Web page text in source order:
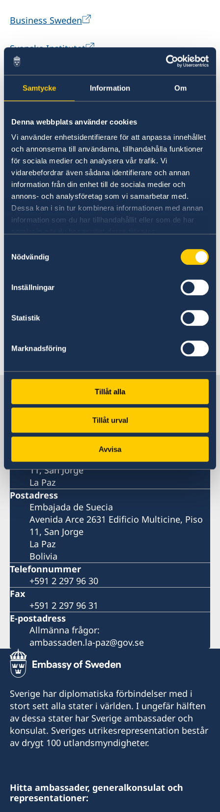
Samtycke Information Om
Denna webbplats använder cookies
Vi använder enhetsidentifierare för att anpassa innehållet
och annonserna till användarna, tillhandahålla funktioner
för sociala medier och analysera vår trafik. Vi
vidarebefordrar även sådana identifierare och annan
information från din enhet till de sociala medier och
annons- och analysföretag som vi samarbetar med.
Dessa kan i sin tur kombinera informationen med annan
information som du har tillhandahållit eller som de har
Nödvändig
Inställningar
Statistik
Marknadsföring
Tillåt alla
Tillåt urval
Avvisa
Business Sweden
Svenska Institutet
EKN
Swedfund
NIR
Kommerskollegium
Sharingsweden.se
Du kan också kontakta dessa handelskammare
Bolivias nationella handelskammare
CAINCO handelskammare
National Chaimber of Industry
Senast uppdaterad 18 dec. 2025, 14.32
Sverige i Bolivia
SVERIGES AMBASSAD
11, San Jorge
La Paz
Postadress
Embajada de Suecia
Avenida Arce 2631 Edificio Multicine, Piso
11, San Jorge
La Paz
Bolivia
Telefonnummer
+591 2 297 96 30
Fax
+591 2 297 96 31
E-postadress
Allmänna frågor:
ambassaden.la-paz@gov.se
Sverige har diplomatiska förbindelser med i
stort sett alla stater i världen. I ungefär hälften
av dessa stater har Sverige ambassader och
konsulat. Sveriges utrikesrepresentation består
av drygt 100 utlandsmyndigheter.
Hitta ambassader, generalkonsulat och
representationer: